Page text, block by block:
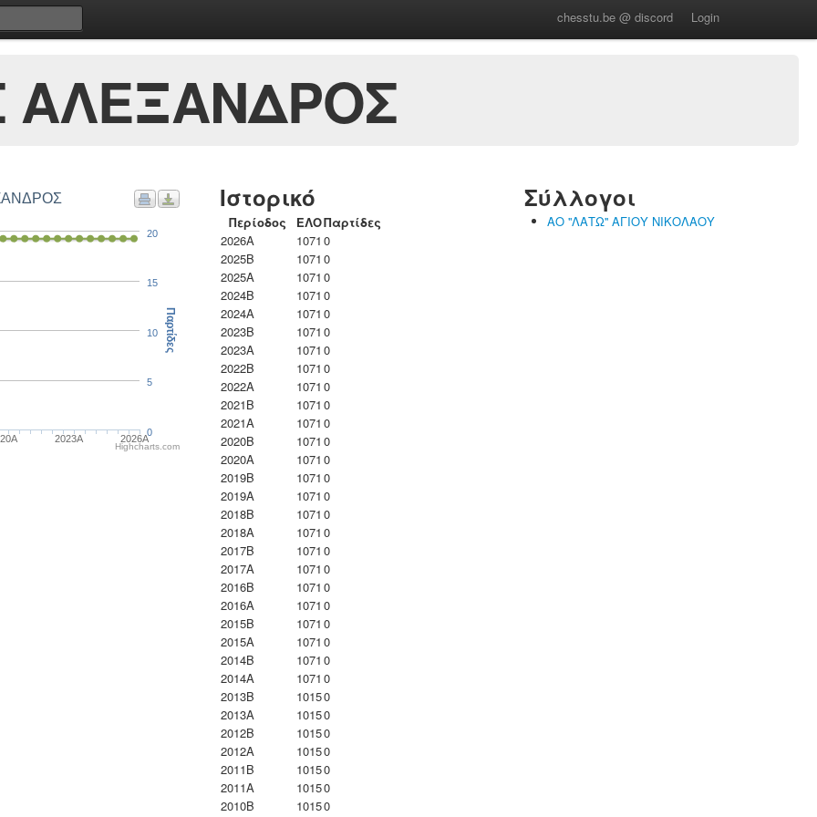
chesstu.be @ discord Login
2023Α 2026A
0
5
10
15
20
Παρτίδες
Highcharts.com
Ιστορικό
Περίοδος ΕΛΟΠαρτίδες
2026A
1071 0
2025B
1071 0
2025A
1071 0
2024B
1071 0
2024A
1071 0
2023B
1071 0
2023Α
1071 0
2022B
1071 0
2022A
1071 0
2021B
1071 0
2021A
1071 0
2020B
1071 0
2020A
1071 0
2019B
1071 0
2019A
1071 0
2018B
1071 0
2018A
1071 0
2017B
1071 0
2017A
1071 0
2016B
1071 0
2016A
1071 0
2015B
1071 0
2015A
1071 0
2014B
1071 0
2014A
1071 0
2013B
10150
2013A
10150
2012B
10150
2012A
10150
2011B
10150
2011A
10150
2010B
10150
Σύλλογοι
ΑΟ ''ΛΑΤΩ'' ΑΓΙΟΥ ΝΙΚΟΛΑΟΥ